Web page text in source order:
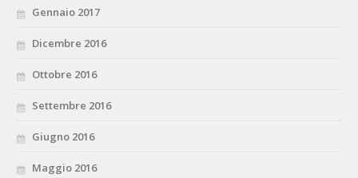
Gennaio 2017
Dicembre 2016
Ottobre 2016
Settembre 2016
Giugno 2016
Maggio 2016